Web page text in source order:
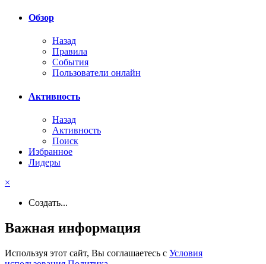
Обзор
Назад
Правила
События
Пользователи онлайн
Активность
Назад
Активность
Поиск
Избранное
Лидеры
×
Создать...
Важная информация
Используя этот сайт, Вы соглашаетесь с Условия